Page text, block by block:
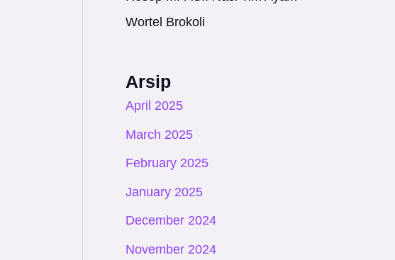
Wortel Brokoli
Arsip
April 2025
March 2025
February 2025
January 2025
December 2024
November 2024